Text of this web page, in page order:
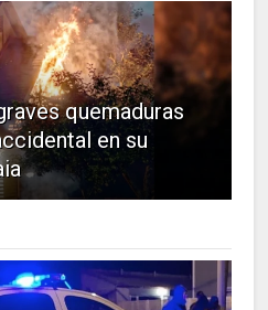
quemaduras
en su